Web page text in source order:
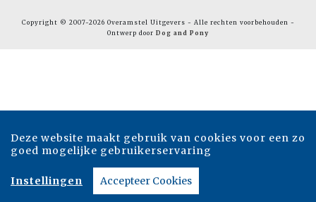
Copyright © 2007-2026 Overamstel Uitgevers - Alle rechten voorbehouden -
Ontwerp door Dog and Pony
Deze website maakt gebruik van cookies voor een zo
goed mogelijke gebruikerservaring
Instellingen Accepteer Cookies